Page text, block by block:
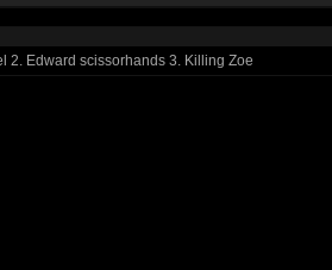
2. Edward scissorhands 3. Killing Zoe